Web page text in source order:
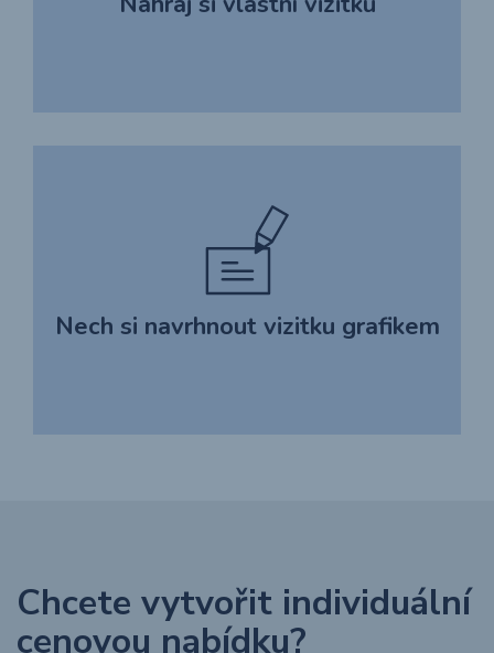
Nech si navrhnout vizitku grafikem
Chcete vytvořit individuální
cenovou nabídku?